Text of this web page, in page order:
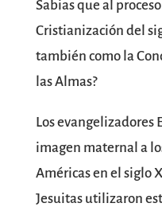
Sabias que al
Cristianización del
también como la
las Almas?
Los evangelizadores
imagen maternal a
Américas en el siglo
Jesuitas utilizaron